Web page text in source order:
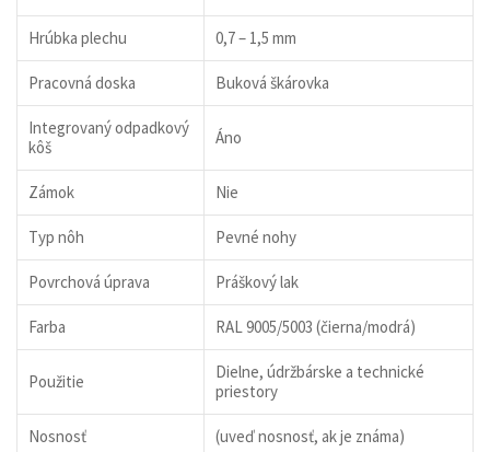
Hrúbka plechu 0,7 – 1,5 mm
Pracovná doska Buková škárovka
Integrovaný odpadkový
kôš
Áno
Zámok Nie
Typ nôh Pevné nohy
Povrchová úprava Práškový lak
Farba RAL 9005/5003 (čierna/modrá)
Použitie
Dielne, údržbárske a technické
priestory
Nosnosť (uveď nosnosť, ak je známa)